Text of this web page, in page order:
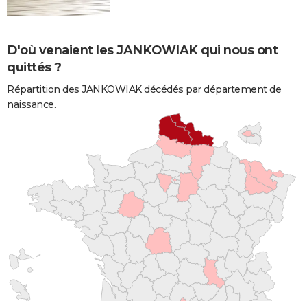
D'où venaient les JANKOWIAK qui nous ont
quittés ?
Répartition des JANKOWIAK décédés par département de
naissance.